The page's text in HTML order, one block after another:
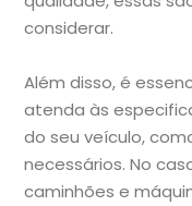
considerar.
Além disso, é
atenda às
do seu veículo,
necessários. No
caminhões e